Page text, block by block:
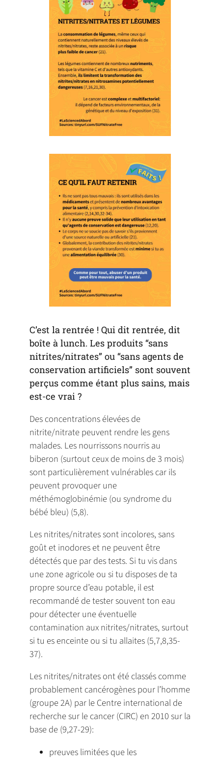
C’est la rentrée ! Qui dit rentrée, dit
boîte à lunch. Les produits “sans
nitrites/nitrates” ou “sans agents de
conservation artificiels” sont souvent
perçus comme étant plus sains, mais
est-ce vrai ?
Des concentrations élevées de
nitrite/nitrate peuvent rendre les gens
malades. Les nourrissons nourris au
biberon (surtout ceux de moins de 3 mois)
sont particulièrement vulnérables car ils
peuvent provoquer une
méthémoglobinémie (ou syndrome du
bébé bleu) (5,8).
Les nitrites/nitrates sont incolores, sans
goût et inodores et ne peuvent être
détectés que par des tests. Si tu vis dans
une zone agricole ou si tu disposes de ta
propre source d’eau potable, il est
recommandé de tester souvent ton eau
pour détecter une éventuelle
contamination aux nitrites/nitrates, surtout
si tu es enceinte ou si tu allaites (5,7,8,35-
37).
Les nitrites/nitrates ont été classés comme
probablement cancérogènes pour l’homme
(groupe 2A) par le Centre international de
recherche sur le cancer (CIRC) en 2010 sur la
base de (9,27-29):
preuves limitées que les